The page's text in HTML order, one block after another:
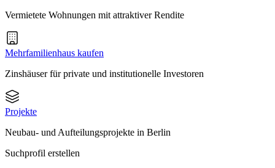
Vermietete Wohnungen mit attraktiver Rendite
Mehrfamilienhaus kaufen
Zinshäuser für private und institutionelle Investoren
Projekte
Neubau- und Aufteilungsprojekte in Berlin
Suchprofil erstellen